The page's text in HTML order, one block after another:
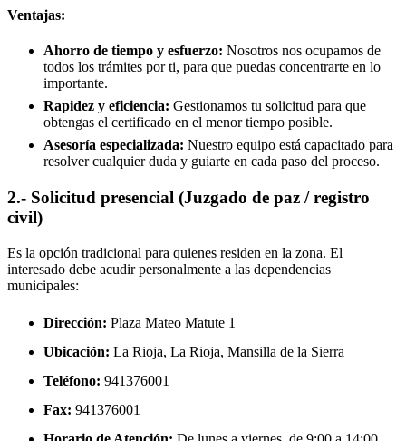
Ventajas:
Ahorro de tiempo y esfuerzo: Nosotros nos ocupamos de
todos los trámites por ti, para que puedas concentrarte en lo
importante.
Rapidez y eficiencia: Gestionamos tu solicitud para que
obtengas el certificado en el menor tiempo posible.
Asesoría especializada: Nuestro equipo está capacitado para
resolver cualquier duda y guiarte en cada paso del proceso.
2.- Solicitud presencial (Juzgado de paz / registro
civil)
Es la opción tradicional para quienes residen en la zona. El
interesado debe acudir personalmente a las dependencias
municipales:
Dirección: Plaza Mateo Matute 1
Ubicación: La Rioja, La Rioja, Mansilla de la Sierra
Teléfono: 941376001
Fax: 941376001